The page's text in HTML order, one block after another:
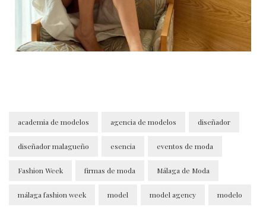
academia de modelos agencia de modelos diseñador
diseñador malagueño esencia eventos de moda
Fashion Week firmas de moda Málaga de Moda
málaga fashion week model model agency modelo